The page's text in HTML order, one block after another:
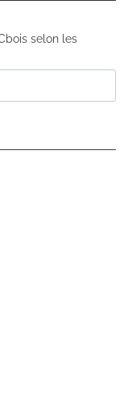
selon les